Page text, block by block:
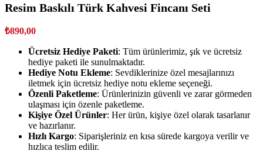
Resim Baskılı Türk Kahvesi Fincanı Seti
₺890,00
Ücretsiz Hediye Paketi: Tüm ürünlerimiz, şık ve ücretsiz
hediye paketi ile sunulmaktadır.
Hediye Notu Ekleme: Sevdiklerinize özel mesajlarınızı
iletmek için ücretsiz hediye notu ekleme seçeneği.
Özenli Paketleme: Ürünlerinizin güvenli ve zarar görmeden
ulaşması için özenle paketleme.
Kişiye Özel Ürünler: Her ürün, kişiye özel olarak tasarlanır
ve hazırlanır.
Hızlı Kargo: Siparişleriniz en kısa sürede kargoya verilir ve
hızlıca teslim edilir.